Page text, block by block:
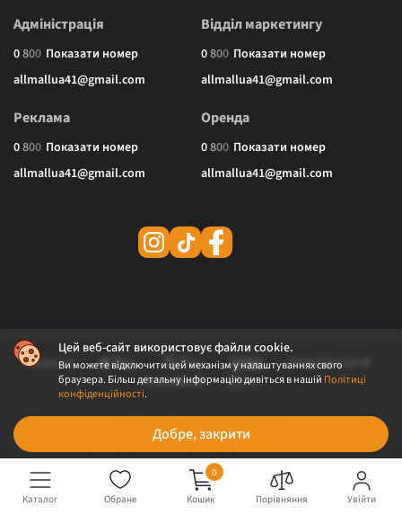
Каталог Обране
0
Кошик
Порівняння Увійти
Цей веб-сайт використовує файли cookie.
Ви можете відключити цей механізм у налаштуваннях свого
браузера. Більш детальну інформацію дивіться в нашій Політиці
конфіденційності.
Добре, закрити
Адміністрація
0800 Показати номер
allmallua41@gmail.com
Відділ маркетингу
0800 Показати номер
allmallua41@gmail.com
Реклама
0800 Показати номер
allmallua41@gmail.com
Оренда
0800 Показати номер
allmallua41@gmail.com
© 2026 ALLMALL. Всі права захищені.
Політика конфіденційності